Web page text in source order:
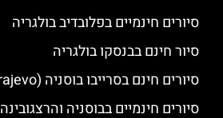
סיורים חינמיים בפלובדיב בולגריה
סיור חינם בבנסקו בולגריה
סיורים חינם בסרייבו בוסניה (Sarajevo)
סיורים חינמיים בבוסניה והרצגובינה